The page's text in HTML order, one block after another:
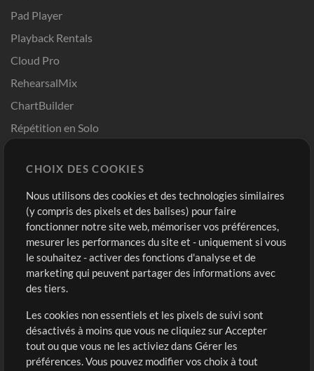
Pad Player
Playback Rentals
Cloud Pro
RehearsalMix
ChartBuilder
Répétition en Solo
Modèles ProPresenter
Sons
Boutique
Acheter des crédits
Contenu gratuit
Demander les pistes
Extras
Sessions
Compte
Connexion
S'inscrire
CHOIX DES COOKIES
Nous utilisons des cookies et des technologies similaires
(y compris des pixels et des balises) pour faire
fonctionner notre site web, mémoriser vos préférences,
mesurer les performances du site et - uniquement si vous
le souhaitez - activer des fonctions d'analyse et de
marketing qui peuvent partager des informations avec
des tiers.
Les cookies non essentiels et les pixels de suivi sont
désactivés à moins que vous ne cliquiez sur Accepter
tout ou que vous ne les activiez dans Gérer les
préférences. Vous pouvez modifier vos choix à tout